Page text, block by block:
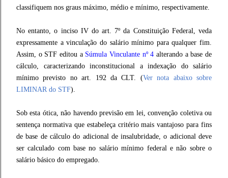
classifiquem nos graus máximo, médio e mínimo, respectivamente.
No entanto, o inciso IV do art. 7º da Constituição Federal, veda
expressamente a vinculação do salário mínimo para qualquer fim.
Assim, o STF editou a Súmula Vinculante nº 4 alterando a base de
cálculo, caracterizando inconstitucional a indexação do salário
mínimo previsto no art. 192 da CLT. (Ver nota abaixo sobre
LIMINAR do STF).
Sob esta ótica, não havendo previsão em lei, convenção coletiva ou
sentença normativa que estabeleça critério mais vantajoso para fins
de base de cálculo do adicional de insalubridade, o adicional deve
ser calculado com base no salário mínimo federal e não sobre o
salário básico do empregado.